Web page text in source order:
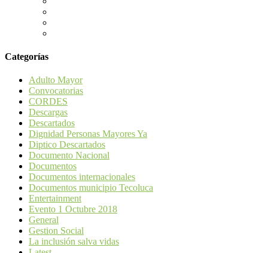
Categorías
Adulto Mayor
Convocatorias
CORDES
Descargas
Descartados
Dignidad Personas Mayores Ya
Diptico Descartados
Documento Nacional
Documentos
Documentos internacionales
Documentos municipio Tecoluca
Entertainment
Evento 1 Octubre 2018
General
Gestion Social
La inclusión salva vidas